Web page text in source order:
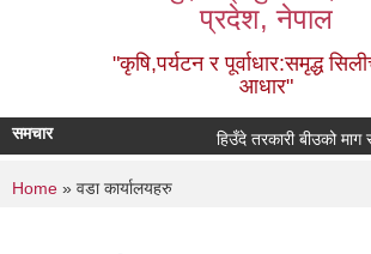
प्रदेश, नेपाल
"कृषि,पर्यटन र पूर्वाधार:समृद्ध
आधार"
समचार हिउँदे तरकारी बीउको
You are here
Home » वडा कार्यालयहरु